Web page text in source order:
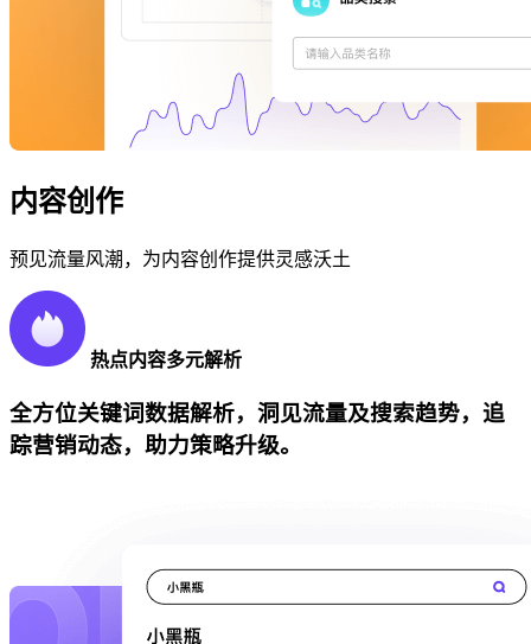
内容创作
预见流量风潮，为内容创作提供灵感沃土
热点内容多元解析
全方位关键词数据解析，洞见流量及搜索趋势，追
踪营销动态，助力策略升级。